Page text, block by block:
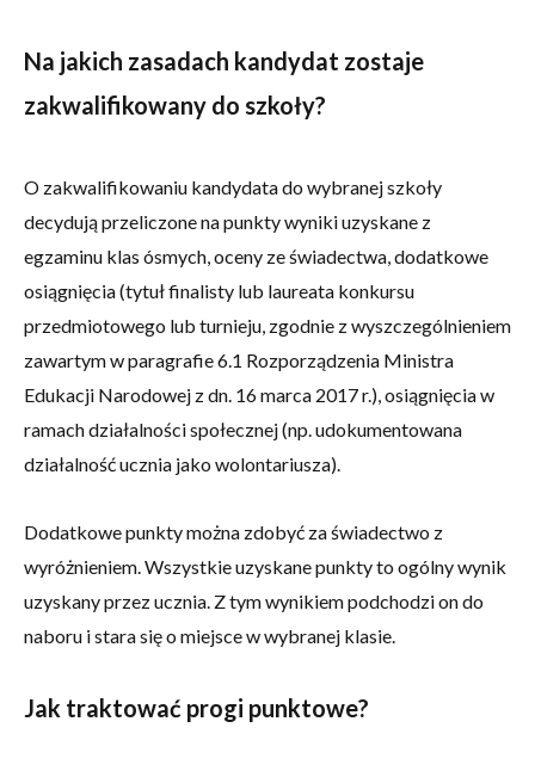
Na jakich zasadach kandydat zostaje
zakwalifikowany do szkoły?
O zakwalifikowaniu kandydata do wybranej szkoły
decydują przeliczone na punkty wyniki uzyskane z
egzaminu klas ósmych, oceny ze świadectwa, dodatkowe
osiągnięcia (tytuł finalisty lub laureata konkursu
przedmiotowego lub turnieju, zgodnie z wyszczególnieniem
zawartym w paragrafie 6.1 Rozporządzenia Ministra
Edukacji Narodowej z dn. 16 marca 2017 r.), osiągnięcia w
ramach działalności społecznej (np. udokumentowana
działalność ucznia jako wolontariusza).
Dodatkowe punkty można zdobyć za świadectwo z
wyróżnieniem. Wszystkie uzyskane punkty to ogólny wynik
uzyskany przez ucznia. Z tym wynikiem podchodzi on do
naboru i stara się o miejsce w wybranej klasie.
Jak traktować progi punktowe?